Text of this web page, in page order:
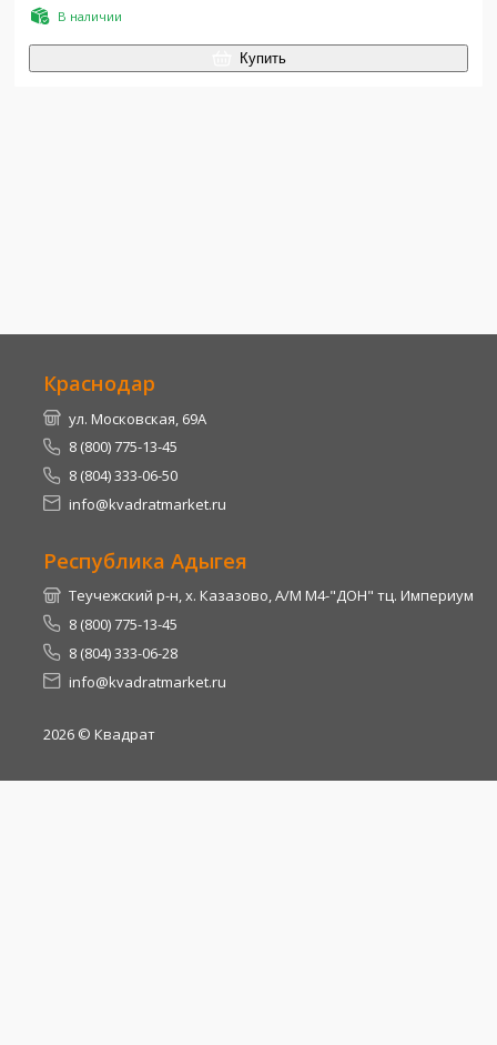
В наличии
Купить
Краснодар
ул. Московская, 69А
8 (800) 775-13-45
8 (804) 333-06-50
info@kvadratmarket.ru
Республика Адыгея
Теучежский р-н, х. Казазово, А/М М4-"ДОН" тц. Империум
8 (800) 775-13-45
8 (804) 333-06-28
info@kvadratmarket.ru
2026 © Квадрат